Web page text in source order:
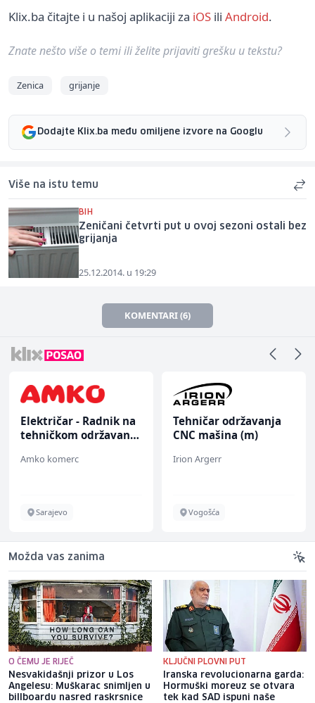
Klix.ba čitajte i u našoj aplikaciji za iOS ili Android.
Znate nešto više o temi ili želite prijaviti grešku u tekstu?
Zenica grijanje
Dodajte Klix.ba među omiljene izvore na Googlu
Više na istu temu
BIH
Zeničani četvrti put u ovoj sezoni ostali bez
grijanja
25.12.2014. u 19:29
KOMENTARI (6)
Električar - Radnik na
tehničkom održavanju
Amko komerc
Sarajevo
Tehničar održavanja
CNC mašina (m)
Irion Argerr
Vogošća
Možda vas zanima
O ČEMU JE RIJEČ
Nesvakidašnji prizor u Los
Angelesu: Muškarac snimljen u
billboardu nasred raskrsnice
KLJUČNI PLOVNI PUT
Iranska revolucionarna garda:
Hormuški moreuz se otvara
tek kad SAD ispuni naše